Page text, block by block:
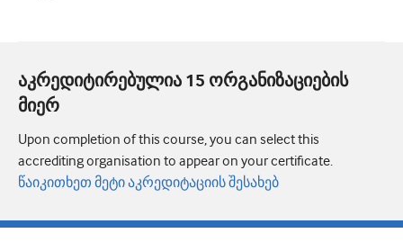
აკრედიტირებულია 15 ორგანიზაციების
მიერ
Upon completion of this course, you can select this
accrediting organisation to appear on your certificate.
წაიკითხეთ მეტი აკრედიტაციის შესახებ